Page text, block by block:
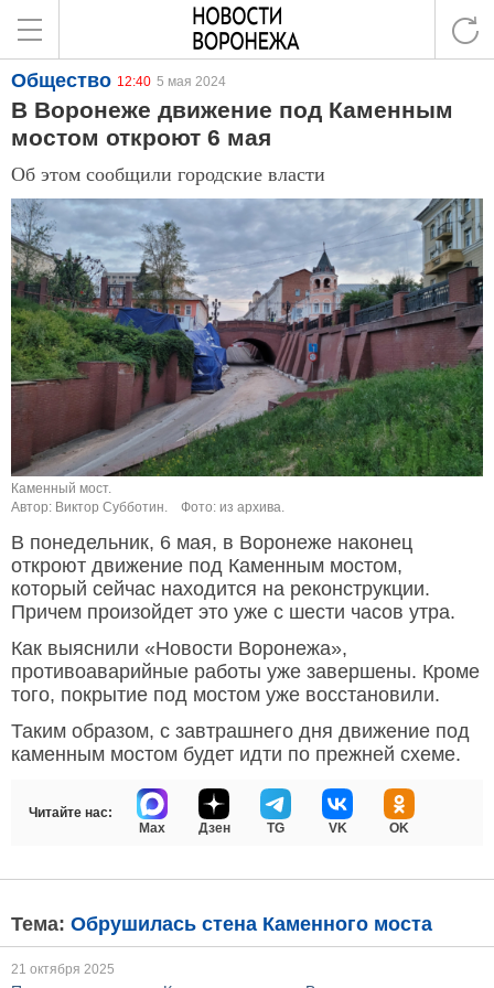
Общество 12:40 5 мая 2024
В Воронеже движение под Каменным
мостом откроют 6 мая
Об этом сообщили городские власти
Каменный мост.
Автор: Виктор Субботин.
Фото: из архива.
В понедельник, 6 мая, в Воронеже наконец
откроют движение под Каменным мостом,
который сейчас находится на реконструкции.
Причем произойдет это уже с шести часов утра.
Как выяснили «Новости Воронежа»,
противоаварийные работы уже завершены. Кроме
того, покрытие под мостом уже восстановили.
Таким образом, с завтрашнего дня движение под
каменным мостом будет идти по прежней схеме.
Читайте нас:
Max
Дзен TG VK OK
Тема: Обрушилась стена Каменного моста
21 октября 2025